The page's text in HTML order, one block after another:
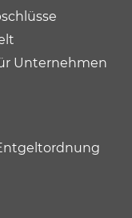
Unternehmen